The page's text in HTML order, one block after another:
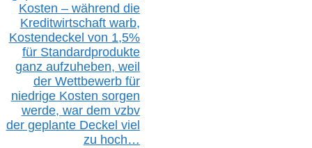
Kosten – während die
Kreditwirtschaft warb,
Kostendeckel von 1,5%
für Standardprodukte
ganz aufzuheben, weil
der Wettbewerb für
niedrige Kosten sorgen
werde, war dem vzbv
der geplante Deckel viel
zu hoch…